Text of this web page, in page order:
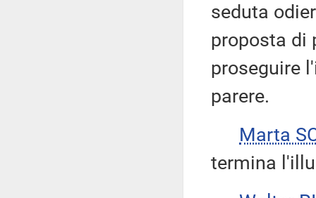
seduta
proposta di
proseguire
parere.
Marta
termina